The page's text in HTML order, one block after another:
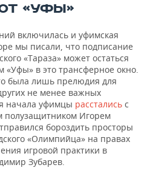
«УФЫ»
включилась и уфимская
мы писали, что подписание
«Тараза» может остаться
«Уфы» в это трансферное окно.
была лишь прелюдия для
не менее важных
начала уфимцы расстались с
Игорем
бороздить просторы
«Олимпийца» на правах
игровой практики в
Зубарев.